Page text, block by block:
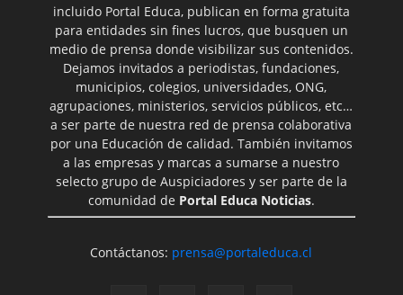
incluido Portal Educa, publican en forma gratuita
para entidades sin fines lucros, que busquen un
medio de prensa donde visibilizar sus contenidos.
Dejamos invitados a periodistas, fundaciones,
municipios, colegios, universidades, ONG,
agrupaciones, ministerios, servicios públicos, etc…
a ser parte de nuestra red de prensa colaborativa
por una Educación de calidad. También invitamos
a las empresas y marcas a sumarse a nuestro
selecto grupo de Auspiciadores y ser parte de la
comunidad de Portal Educa Noticias.
Contáctanos: prensa@portaleduca.cl